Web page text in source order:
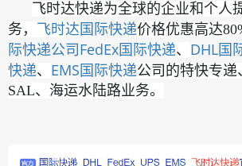
飞时达快递为全球的企业和个人
务，
飞时达国际快递价格优惠高达
际快递公司FedEx国际快递、 DHL国
快递、 EMS国际快递公司的特快专递
SAL、海运水陆路业务。